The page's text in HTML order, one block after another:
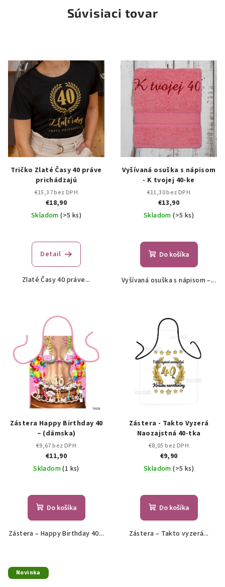
Súvisiaci tovar
Tričko Zlaté Časy 40 práve
prichádzajú
€15,37 bez DPH
€18,90
Skladom(>5 ks)
hodnotenie
produktu
z
Detail
Zlaté Časy 40 práve...
Vyšívaná osuška s nápisom
- K tvojej 40-ke
€11,30 bez DPH
€13,90
Skladom(>5 ks)
Do košíka
Vyšívaná osuška s nápisom –...
Zástera Happy Birthday 40
– (dámska)
€9,67 bez DPH
€11,90
Skladom(1 ks)
Do košíka
Zástera – Happy Birthday 40...
Zástera - Takto Vyzerá
Naozajstná 40-tka
€8,05 bez DPH
€9,90
Skladom(>5 ks)
Do košíka
Zástera – Takto vyzerá...
Novinka